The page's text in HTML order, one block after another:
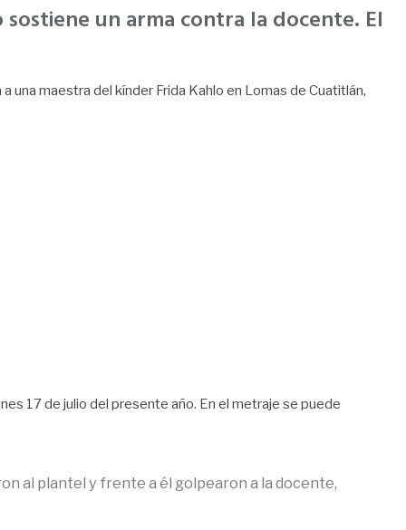
un arma contra la docente. El
una maestra del kínder Frida Kahlo en Lomas de Cuatitlán,
17 de julio del presente año. En el metraje se puede
al plantel y frente a él golpearon a la docente,